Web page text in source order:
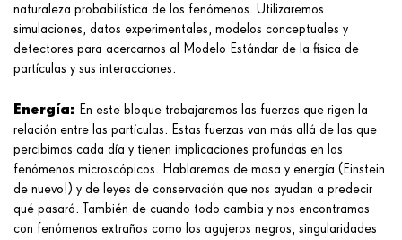
naturaleza probabilística de los fenómenos. Utilizaremos
simulaciones, datos experimentales, modelos conceptuales y
detectores para acercarnos al Modelo Estándar de la física de
partículas y sus interacciones.
Energía: En este bloque trabajaremos las fuerzas que rigen la
relación entre las partículas. Estas fuerzas van más allá de las que
percibimos cada día y tienen implicaciones profundas en los
fenómenos microscópicos. Hablaremos de masa y energía (Einstein
de nuevo!) y de leyes de conservación que nos ayudan a predecir
qué pasará. También de cuando todo cambia y nos encontramos
con fenómenos extraños como los agujeros negros, singularidades